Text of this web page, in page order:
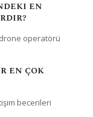
en
operatörü
en çok
becerileri